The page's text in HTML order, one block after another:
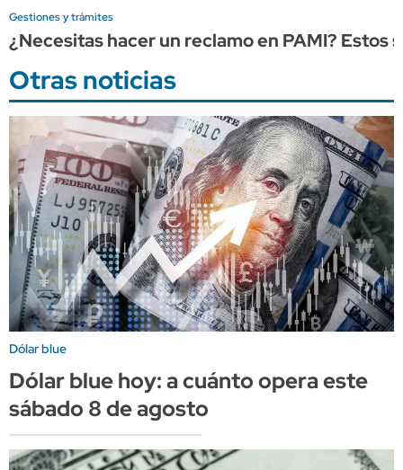
Gestiones y trámites
¿Necesitas hacer un reclamo en PAMI?
Otras noticias
Dólar blue
Dólar blue hoy: a cuánto opera este
sábado 8 de agosto